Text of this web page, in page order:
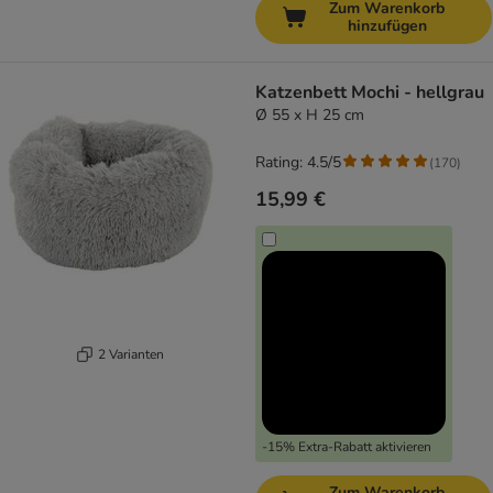
Zum Warenkorb
hinzufügen
2 Varianten
Katzenbett Mochi - hellgrau
Ø 55 x H 25 cm
15,99 €
-15% Extra-Rabatt aktivieren
Rating: 4.5/5 (170)